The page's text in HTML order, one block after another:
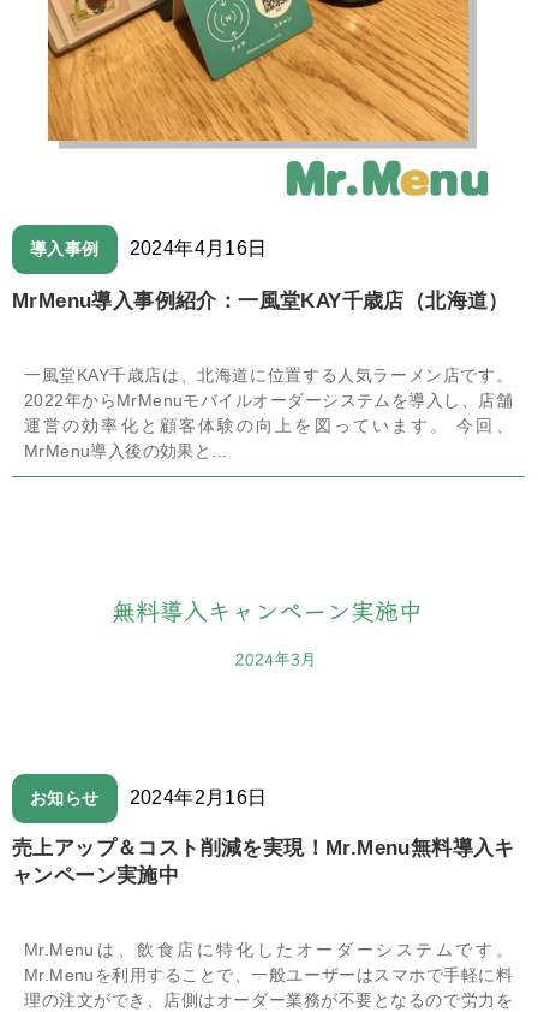
導入事例 2024年4月16日
MrMenu導入事例紹介：一風堂KAY千歳店（北海道）
一風堂KAY千歳店は、北海道に位置する人気ラーメン店です。
2022年からMrMenuモバイルオーダーシステムを導入し、店舗
運営の効率化と顧客体験の向上を図っています。 今回、
MrMenu導入後の効果と...
お知らせ 2024年2月16日
売上アップ＆コスト削減を実現！Mr.Menu無料導入キ
ャンペーン実施中
Mr.Menuは、飲食店に特化したオーダーシステムです。
Mr.Menuを利用することで、一般ユーザーはスマホで手軽に料
理の注文ができ、店側はオーダー業務が不要となるので労力を